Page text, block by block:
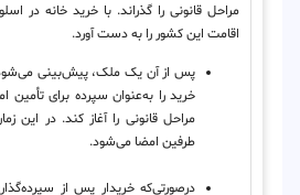
مراحل قانونی را گذراند. با خرید خانه در
اقامت این کشور را به دست آورد.
خرید را به‌عنوان سپرده برای
مراحل قانونی را آغاز کند. در این
طرفین امضا می‌شود.
درصورتی‌که خریدار پس از